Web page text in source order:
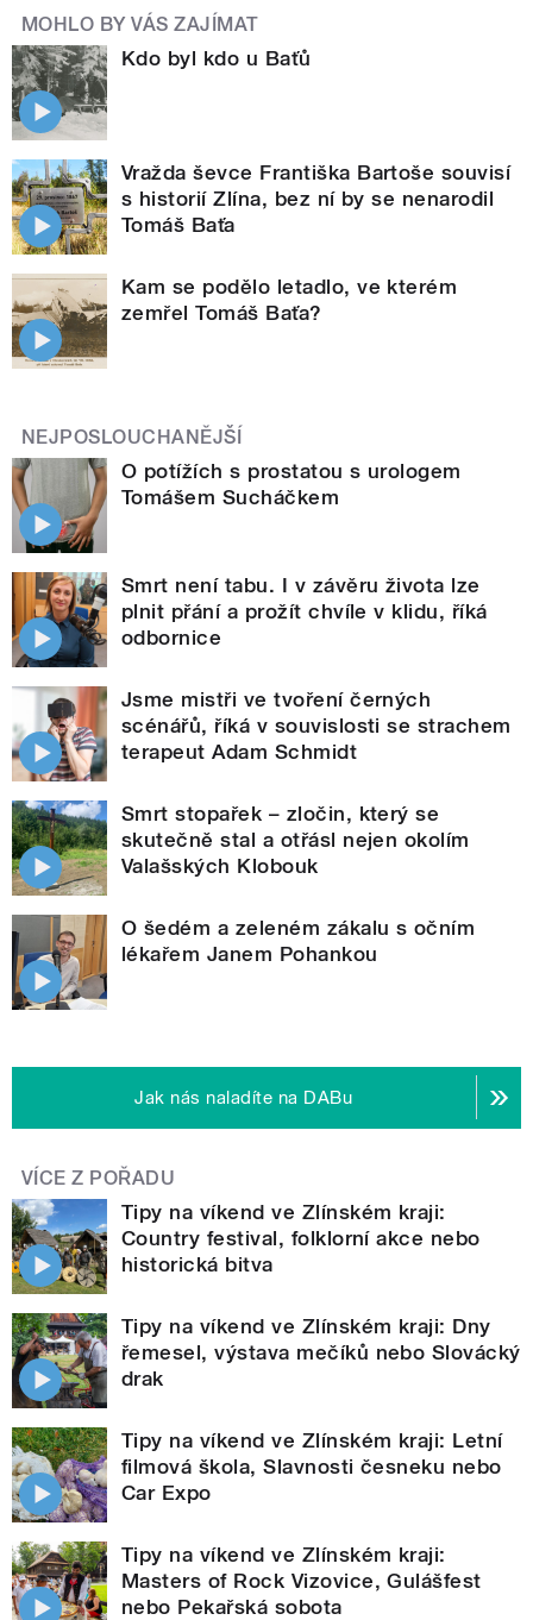
MOHLO BY VÁS ZAJÍMAT
Kdo byl kdo u Baťů
Vražda ševce Františka Bartoše souvisí
s historií Zlína, bez ní by se nenarodil
Tomáš Baťa
Kam se podělo letadlo, ve kterém
zemřel Tomáš Baťa?
NEJPOSLOUCHANĚJŠÍ
O potížích s prostatou s urologem
Tomášem Sucháčkem
Smrt není tabu. I v závěru života lze
plnit přání a prožít chvíle v klidu, říká
odbornice
Jsme mistři ve tvoření černých
scénářů, říká v souvislosti se strachem
terapeut Adam Schmidt
Smrt stopařek – zločin, který se
skutečně stal a otřásl nejen okolím
Valašských Klobouk
O šedém a zeleném zákalu s očním
lékařem Janem Pohankou
Jak nás naladíte na DABu
VÍCE Z POŘADU
Tipy na víkend ve Zlínském kraji:
Country festival, folklorní akce nebo
historická bitva
Tipy na víkend ve Zlínském kraji: Dny
řemesel, výstava mečíků nebo Slovácký
drak
Tipy na víkend ve Zlínském kraji: Letní
filmová škola, Slavnosti česneku nebo
Car Expo
Tipy na víkend ve Zlínském kraji:
Masters of Rock Vizovice, Gulášfest
nebo Pekařská sobota